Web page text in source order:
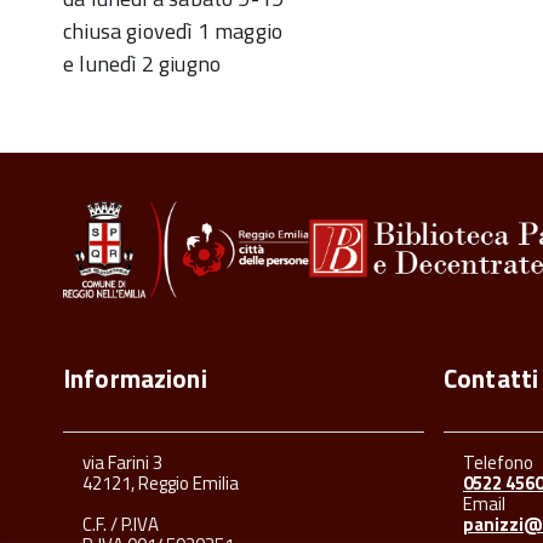
chiusa giovedì 1 maggio
e lunedì 2 giugno
Informazioni
via Farini 3
42121, Reggio Emilia
C.F. / P.IVA
Contatti
Telefono
0522
Email